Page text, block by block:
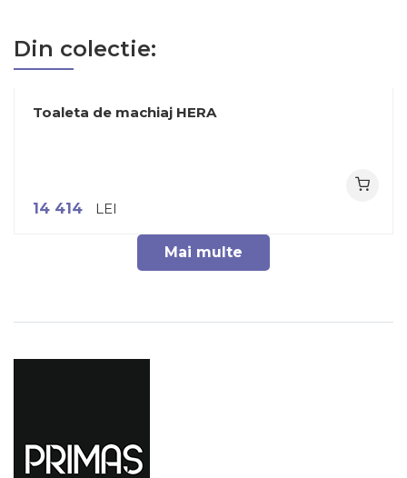
Din colectie:
Toaleta de machiaj HERA
14 414 LEI
Mai multe